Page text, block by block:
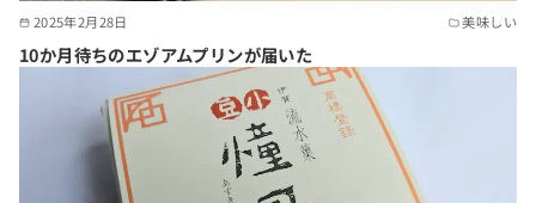
2025年2月28日 美味しい
10か月待ちのエゾアムプリンが届いた